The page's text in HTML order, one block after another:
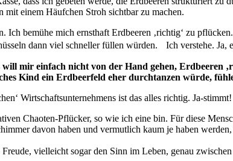
einem Häufchen Stroh sichtbar zu machen.
bemühe mich ernsthaft Erdbeeren ‚richtig‘ zu pflücken.
dann viel schneller füllen würden. Ich verstehe. Ja,
mir einfach nicht von der Hand gehen,
Kind ein Erdbeerfeld eher durchtanzen würde,
Wirtschaftsunternehmens ist das alles richtig. Ja-stimmt!
Chaoten-Pflücker, so wie ich eine bin. Für diese
davon haben und vermutlich kaum je haben
vielleicht sogar den Sinn im Leben, genau